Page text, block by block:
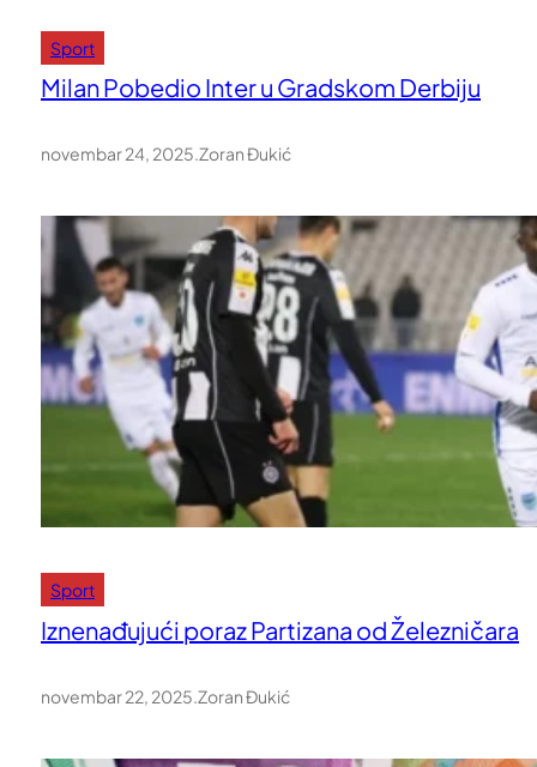
Sport
Milan Pobedio Inter u Gradskom Derbiju
novembar 24, 2025.Zoran Đukić
Sport
Iznenađujući poraz Partizana od Železničara
novembar 22, 2025 Zoran Đukić